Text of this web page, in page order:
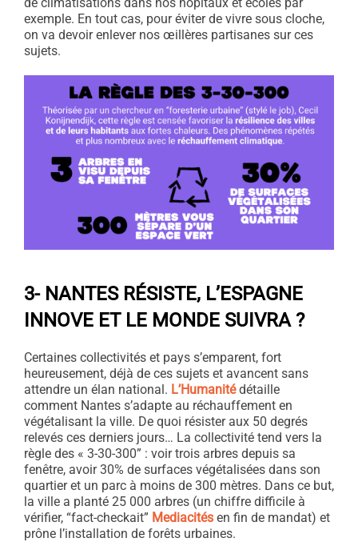
exemple. En tout cas, pour éviter de vivre sous cloche,
on va devoir enlever nos œillères partisanes sur ces
sujets.
3- NANTES RÉSISTE, L’ESPAGNE
INNOVE ET LE MONDE SUIVRA ?
Certaines collectivités et pays s’emparent, fort
heureusement, déjà de ces sujets et avancent sans
attendre un élan national. L’Humanité détaille
comment Nantes s’adapte au réchauffement en
végétalisant la ville. De quoi résister aux 50 degrés
relevés ces derniers jours… La collectivité tend vers la
règle des « 3-30-300” : voir trois arbres depuis sa
fenêtre, avoir 30% de surfaces végétalisées dans son
quartier et un parc à moins de 300 mètres. Dans ce but,
la ville a planté 25 000 arbres (un chiffre difficile à
vérifier, “fact-checkait” Mediacités en fin de mandat) et
prône l’installation de forêts urbaines.